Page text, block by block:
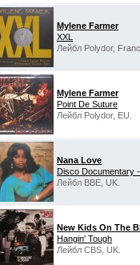
Mylene Farmer
XXL
Лейбл Polydor,
Mylene Farmer
Point De Suture
Лейбл Polydor, EU.
Nana Love
Disco Documentary
Лейбл BBE, UK.
New Kids On The
Hangin' Tough
Лейбл CBS, UK.